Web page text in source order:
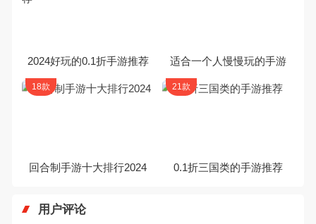
2024好玩的0.1折手游推荐 适合一个人慢慢玩的手游
回合制手游十大排行2024
18款
0.1折三国类的手游推荐
21款
用户评论